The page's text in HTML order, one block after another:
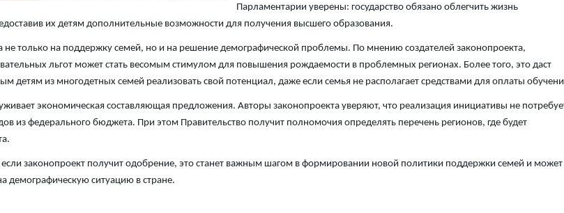
Парламентарии уверены: государство обязано облегчить жизнь
их детям дополнительные возможности для получения высшего образования.
не только на поддержку семей, но и на решение демографической проблемы. По мнению создателей законопроекта,
льгот может стать весомым стимулом для повышения рождаемости в проблемных регионах. Более того, это даст
детям из многодетных семей реализовать свой потенциал, даже если семья не располагает средствами для оплаты
экономическая составляющая предложения. Авторы законопроекта уверяют, что реализация инициативы не
из федерального бюджета. При этом Правительство получит полномочия определять перечень регионов, где будет
если законопроект получит одобрение, это станет важным шагом в формировании новой политики поддержки семей и может
демографическую ситуацию в стране.